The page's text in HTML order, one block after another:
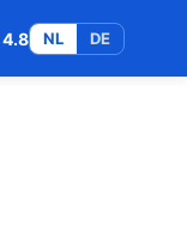
4.8 NL DE